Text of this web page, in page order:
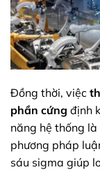
Đồng thời, việc
phần cứng định
năng hệ thống
phương pháp
sáu sigma giúp